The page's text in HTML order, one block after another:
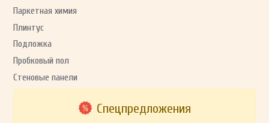
Паркетная химия
Плинтус
Подложка
Пробковый пол
Стеновые панели
Спецпредложения